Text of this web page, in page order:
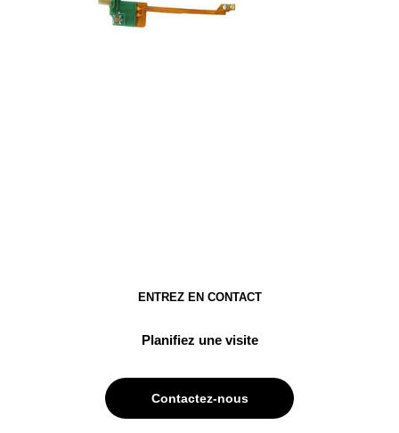
ENTREZ EN CONTACT
Planifiez une visite
Contactez-nous